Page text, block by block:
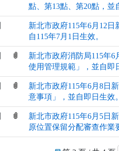
點、第13點、第20點，並
新北市政府115年6月12
自115年7月1日生效。
新北市政府消防局115年6
使用管理規範」，並自即
新北市政府115年6月8日
意事項」，並自即日生效。
新北市政府115年6月5日
原位置保留分配審查作業